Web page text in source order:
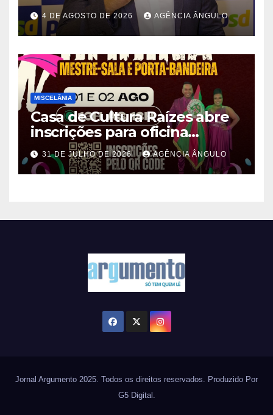
deputado estadual pelo PSD
durante convenção em São
Paulo
4 DE AGOSTO DE 2026 AGÊNCIA ÂNGULO
MISCELÂNIA
Casa de Cultura Raízes abre
inscrições para oficina
gratuita de Mestre-Sala e
Porta-Bandeira em Ferraz de
Vasconcelos
31 DE JULHO DE 2026 AGÊNCIA ÂNGULO
Jornal Argumento 2025. Todos os direitos reservados. Produzido Por
G5 Digital.